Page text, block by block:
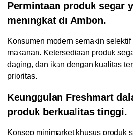
Permintaan produk segar
meningkat di Ambon.
Konsumen modern semakin
makanan. Ketersediaan produk
daging, dan ikan dengan kualitas
prioritas.
Keunggulan Freshmart
produk berkualitas tinggi.
Konsep minimarket khusus produk